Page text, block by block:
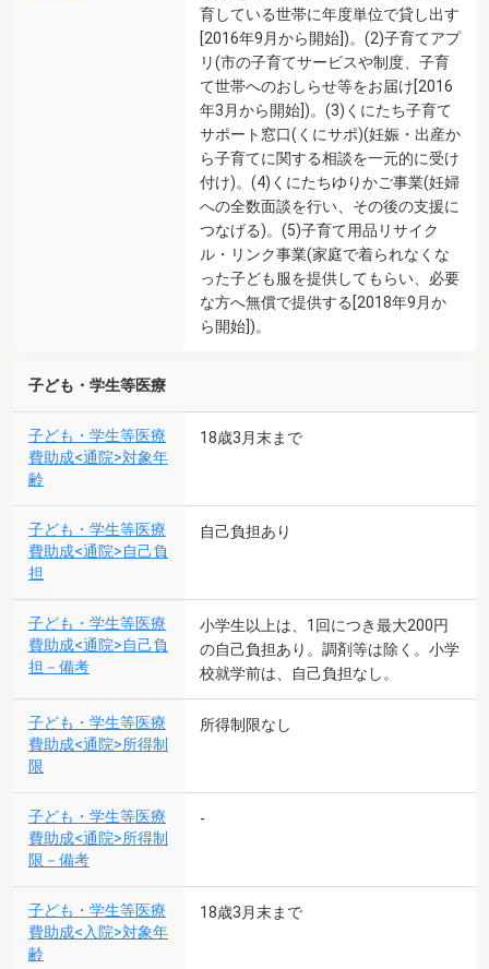
育している世帯に年度単位で貸し出す
[2016年9月から開始])。(2)子育てアプ
リ(市の子育てサービスや制度、子育
て世帯へのおしらせ等をお届け[2016
年3月から開始])。(3)くにたち子育て
サポート窓口(くにサポ)(妊娠・出産か
ら子育てに関する相談を一元的に受け
付け)。(4)くにたちゆりかご事業(妊婦
への全数面談を行い、その後の支援に
つなげる)。(5)子育て用品リサイク
ル・リンク事業(家庭で着られなくな
った子ども服を提供してもらい、必要
な方へ無償で提供する[2018年9月か
ら開始])。
子ども・学生等医療
子ども・学生等医療
費助成<通院>対象年
齢
18歳3月末まで
子ども・学生等医療
費助成<通院>自己負
担
自己負担あり
子ども・学生等医療
費助成<通院>自己負
担－備考
小学生以上は、1回につき最大200円
の自己負担あり。調剤等は除く。小学
校就学前は、自己負担なし。
子ども・学生等医療
費助成<通院>所得制
限
所得制限なし
子ども・学生等医療
費助成<通院>所得制
限－備考
-
子ども・学生等医療
費助成<入院>対象年
齢
18歳3月末まで